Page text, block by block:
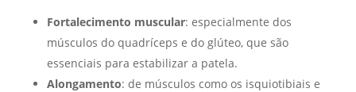
Fortalecimento muscular: especialmente dos
músculos do quadríceps e do glúteo, que são
essenciais para estabilizar a patela.
Alongamento: de músculos como os isquiotibiais e